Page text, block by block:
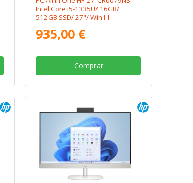
Intel Core i5-1335U/ 16GB/
512GB SSD/ 27"/ Win11
935,00 €
Comprar